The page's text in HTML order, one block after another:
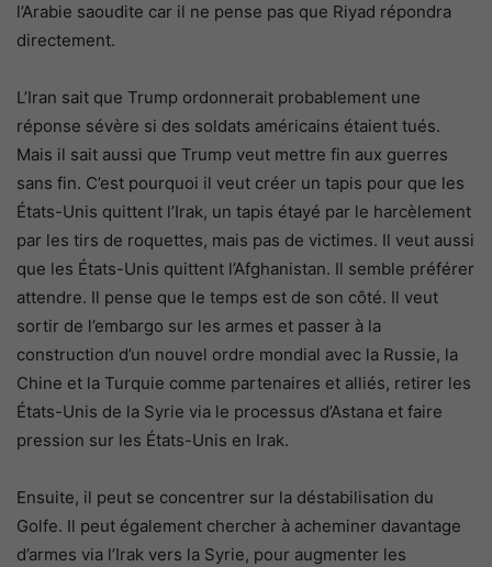
l’Arabie saoudite car il ne pense pas que Riyad répondra
directement.
L’Iran sait que Trump ordonnerait probablement une
réponse sévère si des soldats américains étaient tués.
Mais il sait aussi que Trump veut mettre fin aux guerres
sans fin. C’est pourquoi il veut créer un tapis pour que les
États-Unis quittent l’Irak, un tapis étayé par le harcèlement
par les tirs de roquettes, mais pas de victimes. Il veut aussi
que les États-Unis quittent l’Afghanistan. Il semble préférer
attendre. Il pense que le temps est de son côté. Il veut
sortir de l’embargo sur les armes et passer à la
construction d’un nouvel ordre mondial avec la Russie, la
Chine et la Turquie comme partenaires et alliés, retirer les
États-Unis de la Syrie via le processus d’Astana et faire
pression sur les États-Unis en Irak.
Ensuite, il peut se concentrer sur la déstabilisation du
Golfe. Il peut également chercher à acheminer davantage
d’armes via l’Irak vers la Syrie, pour augmenter les